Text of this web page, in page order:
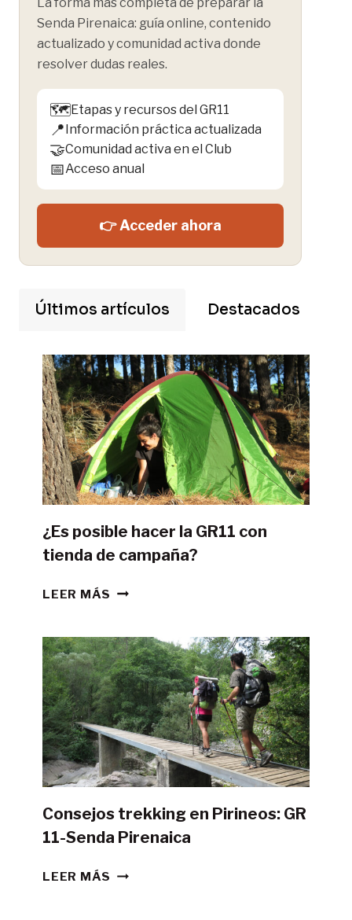
Senda Pirenaica: guía online, contenido
actualizado y comunidad activa donde
resolver dudas reales.
🗺️Etapas y recursos del GR11
📍Información práctica actualizada
🤝Comunidad activa en el Club
📅Acceso anual
👉 Acceder ahora
Últimos artículos Destacados
¿Es posible hacer la GR11 con
tienda de campaña?
LEER MÁS ¿ES
LA
GR11
CON
TIENDA
DE
CAMPAÑA?
Consejos trekking en Pirineos: GR
11-Senda Pirenaica
LEER MÁS CONSEJOS